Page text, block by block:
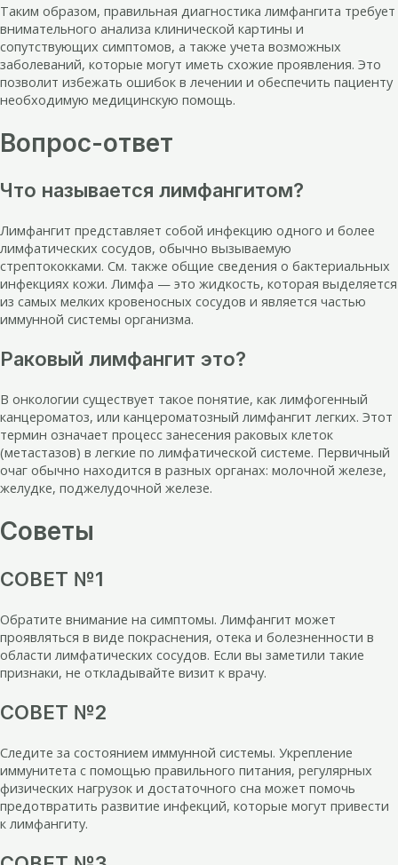
Таким образом, правильная диагностика лимфангита требует
внимательного анализа клинической картины и
сопутствующих симптомов, а также учета возможных
заболеваний, которые могут иметь схожие проявления. Это
позволит избежать ошибок в лечении и обеспечить пациенту
необходимую медицинскую помощь.
Вопрос-ответ
Что называется лимфангитом?
Лимфангит представляет собой инфекцию одного и более
лимфатических сосудов, обычно вызываемую
стрептококками. См. также общие сведения о бактериальных
инфекциях кожи. Лимфа — это жидкость, которая выделяется
из самых мелких кровеносных сосудов и является частью
иммунной системы организма.
Раковый лимфангит это?
В онкологии существует такое понятие, как лимфогенный
канцероматоз, или канцероматозный лимфангит легких. Этот
термин означает процесс занесения раковых клеток
(метастазов) в легкие по лимфатической системе. Первичный
очаг обычно находится в разных органах: молочной железе,
желудке, поджелудочной железе.
Советы
СОВЕТ №1
Обратите внимание на симптомы. Лимфангит может
проявляться в виде покраснения, отека и болезненности в
области лимфатических сосудов. Если вы заметили такие
признаки, не откладывайте визит к врачу.
СОВЕТ №2
Следите за состоянием иммунной системы. Укрепление
иммунитета с помощью правильного питания, регулярных
физических нагрузок и достаточного сна может помочь
предотвратить развитие инфекций, которые могут привести
к лимфангиту.